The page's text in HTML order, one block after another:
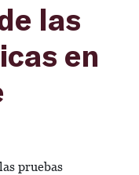
las
en
pruebas